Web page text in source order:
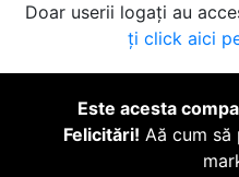
Doar userii logați au
ți click aici
Este acesta
Felicitări! Aă cum să